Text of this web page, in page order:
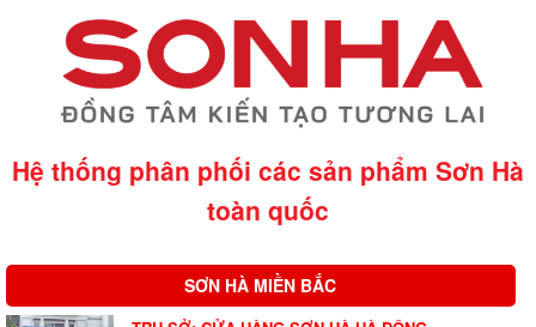
Hệ thống phân phối các sản phẩm Sơn Hà
toàn quốc
SƠN HÀ MIỀN BẮC